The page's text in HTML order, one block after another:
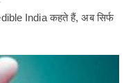
India कहते हैं, अब सिर्फ